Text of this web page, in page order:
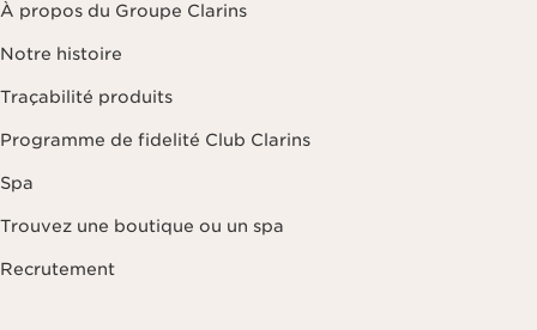
À propos du Groupe Clarins
Notre histoire
Traçabilité produits
Programme de fidelité Club Clarins
Spa
Trouvez une boutique ou un spa
Recrutement